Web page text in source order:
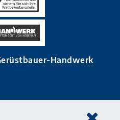
Handwerk